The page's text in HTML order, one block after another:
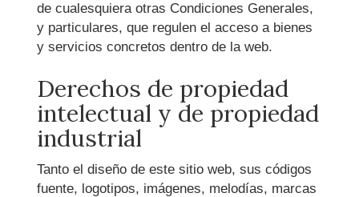
de cualesquiera otras Condiciones Generales,
y particulares, que regulen el acceso a bienes
y servicios concretos dentro de la web.
Derechos de propiedad
intelectual y de propiedad
industrial
Tanto el diseño de este sitio web, sus códigos
fuente, logotipos, imágenes, melodías, marcas